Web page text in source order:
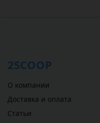
2SCOOP
О компании
Доставка и оплата
Статьи